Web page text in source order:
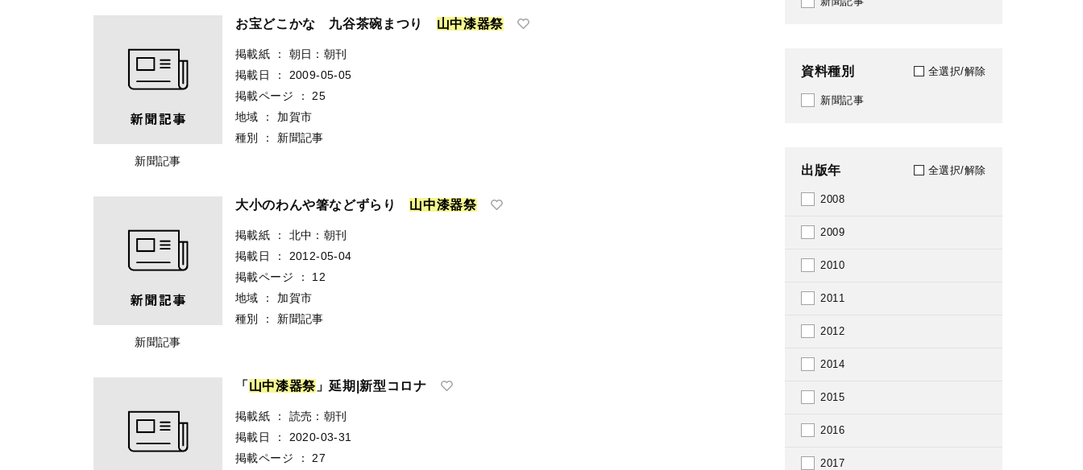
新聞記事
お宝どこかな 九谷茶碗まつり 山中漆器祭
掲載紙 ：
朝日：朝刊
掲載日
：
2009-05-05
掲載ページ
：
25
地域
：
加賀市
種別
： 新聞記事
新聞記事
大小のわんや箸などずらり 山中漆器祭
掲載紙 ：
北中：朝刊
掲載日
：
2012-05-04
掲載ページ
：
12
地域
：
加賀市
種別
： 新聞記事
「 山中漆器祭」延期|新型コロナ
掲載紙 ：
読売：朝刊
掲載日
：
2020-03-31
掲載ページ
：
27
資料種別 全選択/解除
新聞記事
出版年 全選択/解除
2008
2009
2010
2011
2012
2014
2015
2016
2017